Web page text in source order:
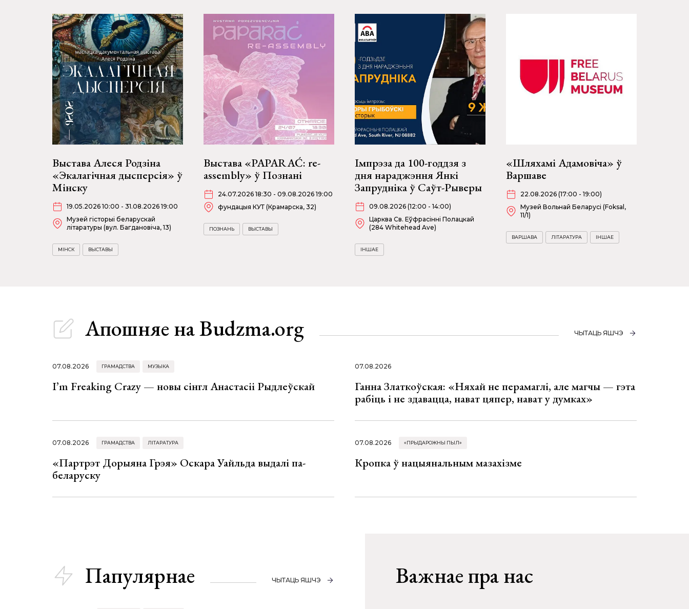
Выстава Алеся Родзіна
«Экалагічная дысперсія» ў
Мінску
19.05.2026 10:00 - 31.08.2026 19:00
Музей гісторыі беларускай
літаратуры (вул. Багдановіча, 13)
МІНСК ВЫСТАВЫ
Выстава «PAPARAĆ: re-
assembly» ў Познані
24.07.2026 18:30 - 09.08.2026 19:00
фундацыя КУТ (Крамарска, 32)
ПОЗНАНЬ ВЫСТАВЫ
Імпрэза да 100-годдзя з
дня нараджэння Янкі
Запрудніка ў Саўт-Рыверы
09.08.2026 (12:00 - 14:00)
Царква Св. Еўфрасінні Полацкай
(284 Whitehead Ave)
ІНШАЕ
«Шляхамі Адамовіча» ў
Варшаве
22.08.2026 (17:00 - 19:00)
Музей Вольнай Беларусі (Foksal,
11/1)
ВАРШАВА ЛІТАРАТУРА ІНШАЕ
Апошняе на Budzma.org ЧЫТАЦЬ ЯШЧЭ
07.08.2026 ГРАМАДСТВА МУЗЫКА
I’m Freaking Crazy — новы сінгл Анастасіі Рыдлеўскай
07.08.2026
Ганна Златкоўская: «Няхай не перамаглі, але магчы — гэта
рабіць і не здавацца, нават цяпер, нават у думках»
07.08.2026 ГРАМАДСТВА ЛІТАРАТУРА
«Партрэт Дорыяна Грэя» Оскара Уайльда выдалі па-
беларуску
07.08.2026 «ПРЫДАРОЖНЫ ПЫЛ»
Кропка ў нацыянальным мазахізме
Папулярнае ЧЫТАЦЬ ЯШЧЭ Важнае пра нас